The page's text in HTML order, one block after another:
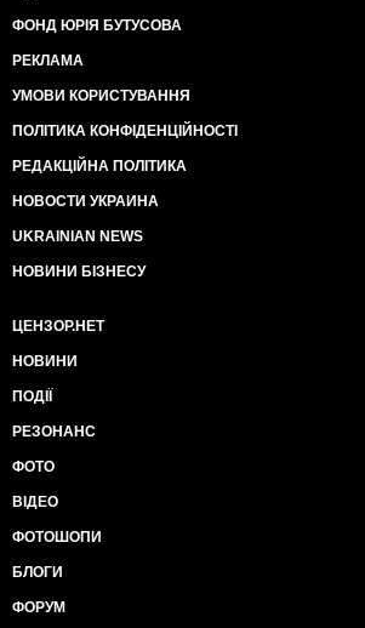
ФОНД ЮРІЯ БУТУСОВА
РЕКЛАМА
УМОВИ КОРИСТУВАННЯ
ПОЛІТИКА КОНФІДЕНЦІЙНОСТІ
РЕДАКЦІЙНА ПОЛІТИКА
НОВОСТИ УКРАИНА
UKRAINIAN NEWS
НОВИНИ БІЗНЕСУ
ЦЕНЗОР.НЕТ
НОВИНИ
ПОДІЇ
РЕЗОНАНС
ФОТО
ВІДЕО
ФОТОШОПИ
БЛОГИ
ФОРУМ